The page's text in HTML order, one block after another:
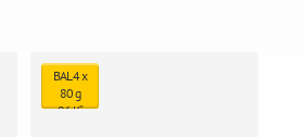
BAL 4 x
80 g
96 Kč